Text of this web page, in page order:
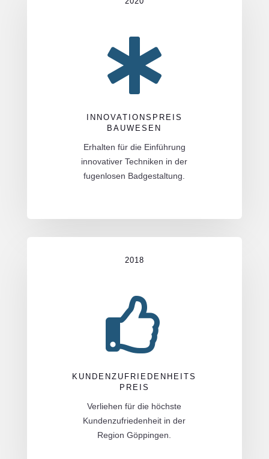

INNOVATIONSPREIS
BAUWESEN
Erhalten für die Einführung
innovativer Techniken in der
fugenlosen Badgestaltung.
2018

KUNDENZUFRIEDENHEITS
PREIS
Verliehen für die höchste
Kundenzufriedenheit in der
Region Göppingen.